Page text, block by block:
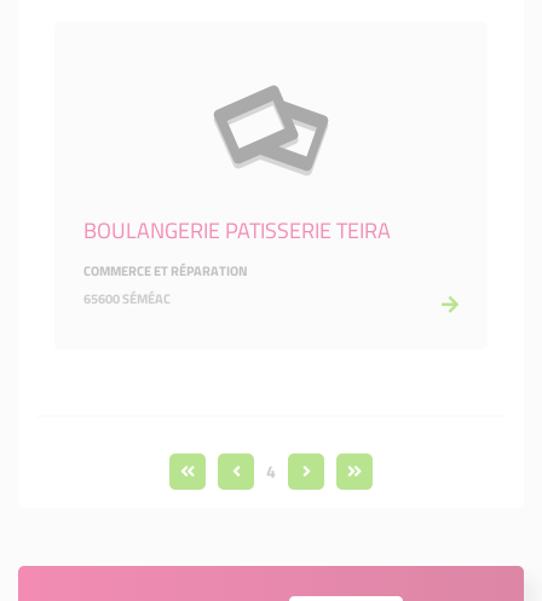
BOULANGERIE PATISSERIE TEIRA
COMMERCE ET RÉPARATION
65600 SÉMÉAC
4